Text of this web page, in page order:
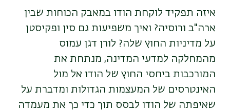
איזה תפקיד לוקחת הודו במאבק הכוחות שבין
ארה"ב ורוסיה? ואיך משפיעות גם סין ופקיסטן
על מדיניות החוץ שלה? לורן דגן עמוס
מהמחלקה למדעי המדינה, מנתחת את
המורכבות ביחסי החוץ של הודו אל מול
האינטרסים של המעצמות הגדולות ומדברת על
שאיפתה של הודו לבסס תוך כדי כך את מעמדה